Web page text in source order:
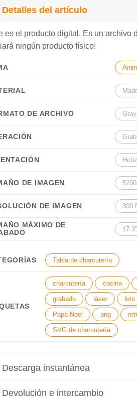
Detalles del artículo
es el producto digital. Es un archivo
ningún producto físico!
DE ARCHIVO
DE IMAGEN
DE IMAGEN 300
MÁXIMO DE
Tabla de charcutería
charcutería cocina
grabado láser loto
Papá Noel png
SVG de charcutería
Descarga instantánea
Devolución e intercambio